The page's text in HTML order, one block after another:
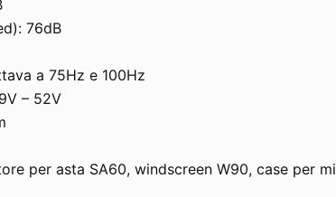
76dB
a 75Hz e 100Hz
– 52V
per asta SA60, windscreen W90, case per